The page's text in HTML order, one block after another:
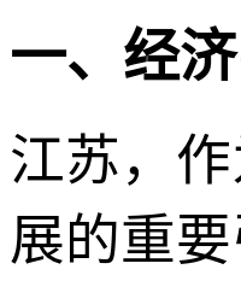
一、经
江苏，
展的重